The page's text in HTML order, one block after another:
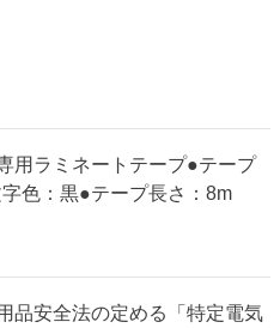
ラミネートテープ●テープ
色：黒●テープ長さ：8m
品安全法の定める「特定電気